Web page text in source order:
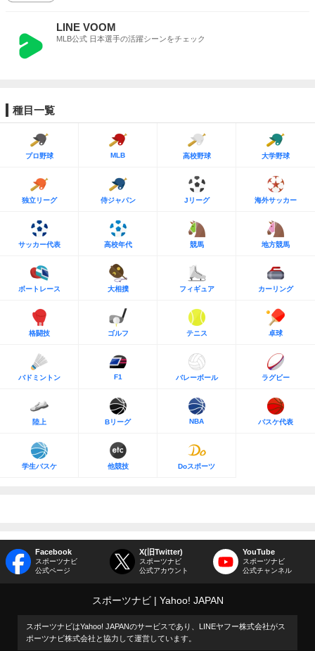
LINE VOOM
MLB公式 日本選手の活躍シーンをチェック
種目一覧
プロ野球 MLB 高校野球 大学野球
独立リーグ 侍ジャパン Jリーグ 海外サッカー
サッカー代表 高校年代 競馬 地方競馬
ボートレース 大相撲 フィギュア カーリング
格闘技 ゴルフ テニス 卓球
バドミントン F1 バレーボール ラグビー
陸上 Bリーグ NBA バスケ代表
学生バスケ 他競技 Doスポーツ
Facebook
スポーツナビ
公式ページ
X(旧Twitter)
スポーツナビ
公式アカウント
YouTube
スポーツナビ
公式チャンネル
スポーツナビ Yahoo! JAPAN
スポーツナビはYahoo! JAPANのサービスであり、LINEヤフー株式会社がス
ポーツナビ株式会社と協力して運営しています。